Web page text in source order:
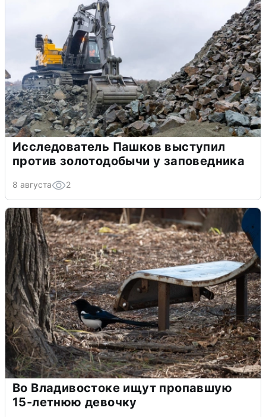
Исследователь Пашков выступил
против золотодобычи у заповедника
8 августа 2
Во Владивостоке ищут пропавшую
15-летнюю девочку